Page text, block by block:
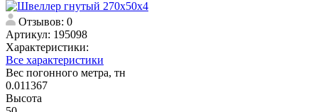
Отзывов: 0
Артикул: 195098
Характеристики:
Все характеристики
Вес погонного метра, тн
0.011367
Высота